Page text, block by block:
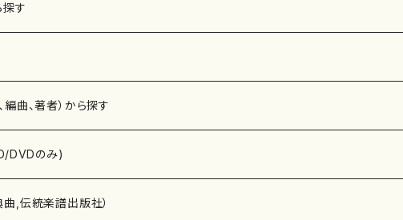
探す
編曲、著者）から探す
ゾウ)
DVDのみ)
八等）演奏家
,伝統楽譜出版社）